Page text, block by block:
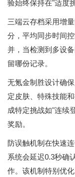
验始终保持在"适度
三端云存档采用增
分，平均同步时间
并，当检测到多设
留哪份记录。
无氪金制胜设计确
定皮肤、特殊技能
成特定挑战如"连续
奖励。
防误触机制在快速
系统会延迟0.3秒确
作。该机制特别优